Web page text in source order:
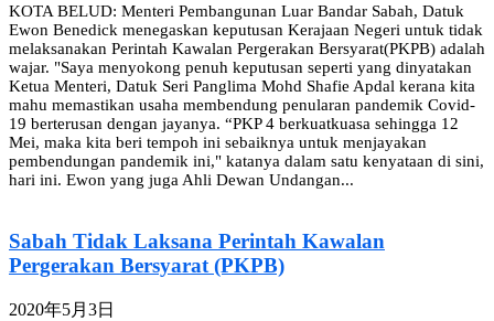
KOTA BELUD: Menteri Pembangunan Luar Bandar Sabah, Datuk
Ewon Benedick menegaskan keputusan Kerajaan Negeri untuk tidak
melaksanakan Perintah Kawalan Pergerakan Bersyarat(PKPB) adalah
wajar. "Saya menyokong penuh keputusan seperti yang dinyatakan
Ketua Menteri, Datuk Seri Panglima Mohd Shafie Apdal kerana kita
mahu memastikan usaha membendung penularan pandemik Covid-
19 berterusan dengan jayanya. “PKP 4 berkuatkuasa sehingga 12
Mei, maka kita beri tempoh ini sebaiknya untuk menjayakan
pembendungan pandemik ini," katanya dalam satu kenyataan di sini,
hari ini. Ewon yang juga Ahli Dewan Undangan...
Sabah Tidak Laksana Perintah Kawalan
Pergerakan Bersyarat (PKPB)
2020年5月3日